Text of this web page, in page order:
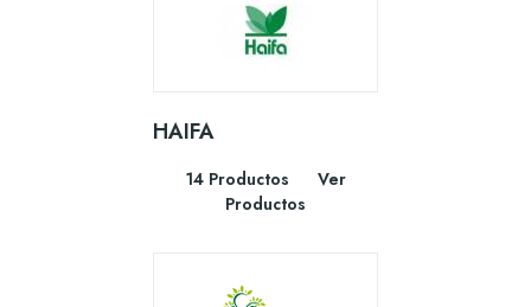
HAIFA
14 Productos
Ver
Productos